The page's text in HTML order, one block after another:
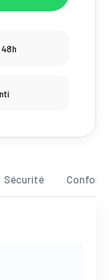
Sécurité Confort